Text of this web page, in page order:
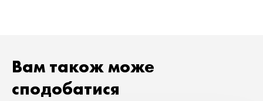
Вам також може
сподобатися